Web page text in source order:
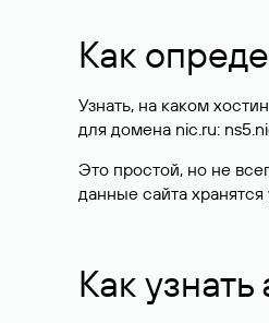
Как
Узнать, на каком
для домена nic.ru:
Это простой, но не
данные сайта
Как